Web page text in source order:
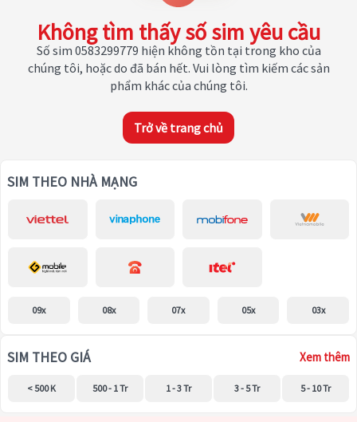
Không tìm thấy số sim yêu cầu
Số sim 0583299779 hiện không tồn tại trong kho của
chúng tôi, hoặc do đã bán hết. Vui lòng tìm kiếm các sản
phẩm khác của chúng tôi.
Trở về trang chủ
SIM THEO NHÀ MẠNG
09x 08x 07x 05x 03x
SIM THEO GIÁ Xem thêm
< 500 K 500 - 1 Tr 1 - 3 Tr 3 - 5 Tr 5 - 10 Tr